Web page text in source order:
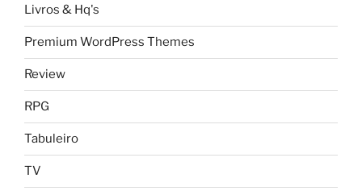
Livros & Hq's
Premium WordPress Themes
Review
RPG
Tabuleiro
TV